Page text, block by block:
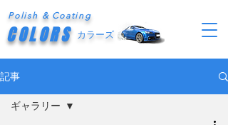
Polish & Coating
COLORS カラーズ
記事
ギャラリー